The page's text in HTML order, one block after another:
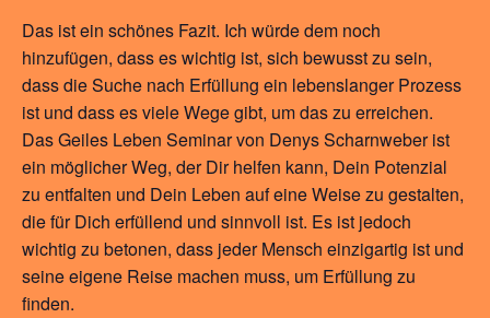
Das ist ein schönes Fazit. Ich würde dem noch
hinzufügen, dass es wichtig ist, sich bewusst zu sein,
dass die Suche nach Erfüllung ein lebenslanger Prozess
ist und dass es viele Wege gibt, um das zu erreichen.
Das Geiles Leben Seminar von Denys Scharnweber ist
ein möglicher Weg, der Dir helfen kann, Dein Potenzial
zu entfalten und Dein Leben auf eine Weise zu gestalten,
die für Dich erfüllend und sinnvoll ist. Es ist jedoch
wichtig zu betonen, dass jeder Mensch einzigartig ist und
seine eigene Reise machen muss, um Erfüllung zu
finden.